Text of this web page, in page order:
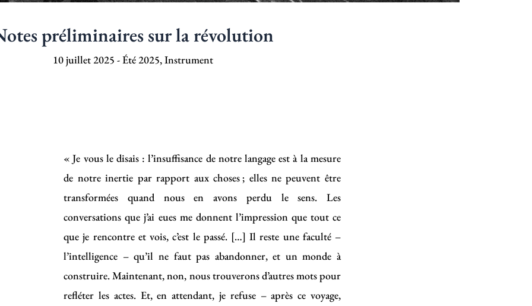
préliminaires sur la révolution
10 juillet 2025 -Été 2025,Instrument
« Je vous le disais : l’insuffisance de notre langage est à la mesure
de notre inertie par rapport aux choses ; elles ne peuvent être
transformées quand nous en avons perdu le sens. Les
conversations que j’ai eues me donnent l’impression que tout ce
que je rencontre et vois, c’est le passé. […] Il reste une faculté –
l’intelligence – qu’il ne faut pas abandonner, et un monde à
construire. Maintenant, non, nous trouverons d’autres mots pour
refléter les actes. Et, en attendant, je refuse – après ce voyage,